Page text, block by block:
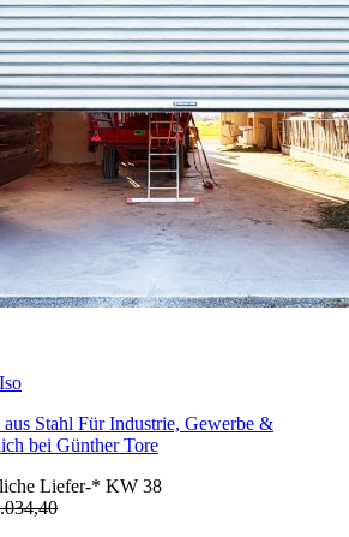
Stahl Für Industrie, Gewerbe &
bei Günther Tore
Liefer-* KW 38